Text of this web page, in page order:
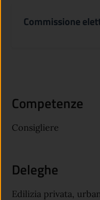
Commissione
Competenze
Consigliere
Deleghe
Edilizia privata,